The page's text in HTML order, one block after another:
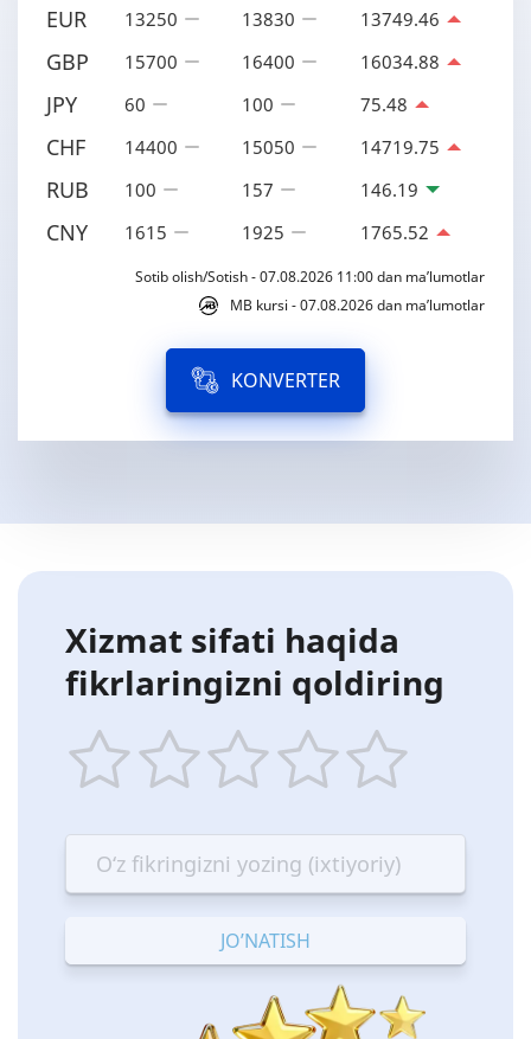
EUR 13250 13830 13749.46
GBP 15700 16400 16034.88
JPY 60 100 75.48
CHF 14400 15050 14719.75
RUB 100 157 146.19
CNY 1615 1925 1765.52
Sotib olish/Sotish - 07.08.2026 11:00 dan ma’lumotlar
MB kursi - 07.08.2026 dan ma’lumotlar
KONVERTER
Xizmat sifati haqida
fikrlaringizni qoldiring
star
Terrible
stars
—
Bad
stars
—
OK
stars
—
Good
stars
—
Excellent